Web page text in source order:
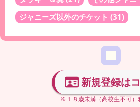
ジャニーズ以外のチケット (31)
新規登録は
※１８歳未満（高校生不可）